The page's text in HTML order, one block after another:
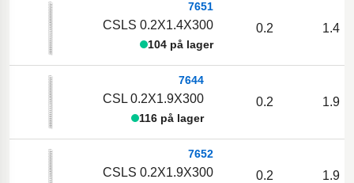
7651
CSLS 0.2X1.4X300
104 på lager
0.2 1.4
7644
CSL 0.2X1.9X300
116 på lager
0.2 1.9
7652
CSLS 0.2X1.9X300 0.2 1.9